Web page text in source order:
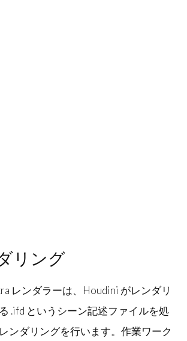
リング
レンダラーは、Houdini がレンダリ
.ifd というシーン記述ファイルを処
ンダリングを行います。作業ワーク